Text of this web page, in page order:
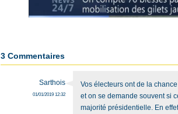
3 Commentaires
Sarthois
01/01/2019 12:32
Vos électeurs ont de la
et on se demande souvent si
majorité présidentielle. En